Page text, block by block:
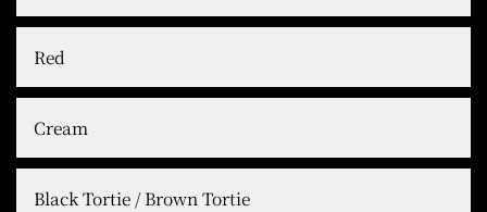
Red
Cream
Black Tortie / Brown Tortie